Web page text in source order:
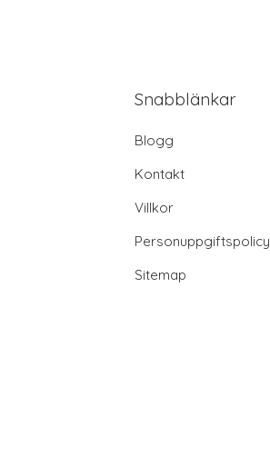
Snabblänkar
Blogg
Kontakt
Villkor
Personuppgiftspolicy
Sitemap